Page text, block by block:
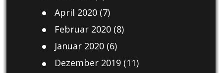
April 2020(7)
Februar 2020(8)
Januar 2020(6)
Dezember 2019(11)